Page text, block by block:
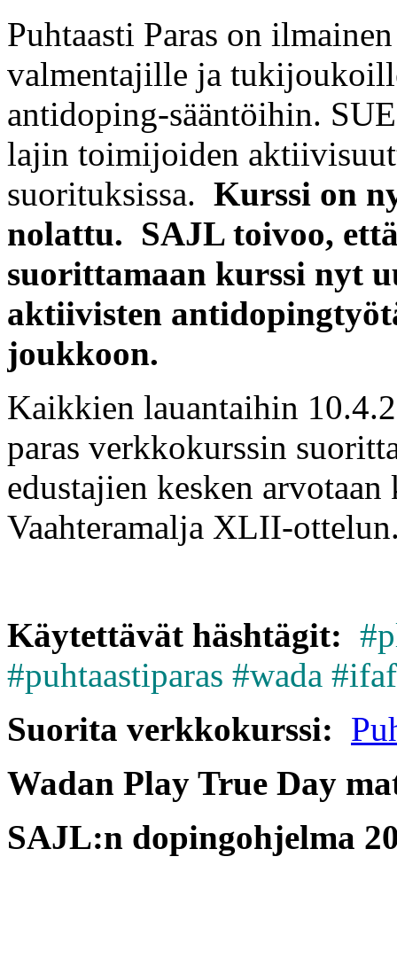
Puhtaasti Paras on
valmentajille ja
antidoping-sääntöihin.
lajin toimijoiden
suorituksissa. Kurssi on
nolattu. SAJL toivoo,
suorittamaan kurssi nyt
aktiivisten
joukkoon.
Kaikkien lauantaihin
paras verkkokurssin
edustajien kesken
Vaahteramalja XLII-
Käytettävät häshtägit:
#puhtaastiparas #wada
Suorita verkkokurssi:
Wadan Play True Day
SAJL:n dopingohjelma